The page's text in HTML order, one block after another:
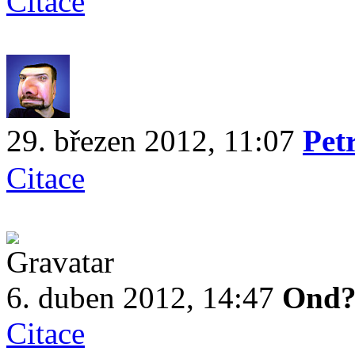
29. březen 2012, 11:07
Citace
6. duben 2012, 14:47
Citace